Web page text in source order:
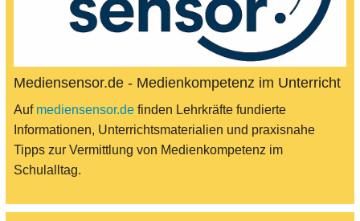
Mediensensor.de - Medienkompetenz im Unterricht
Auf mediensensor.de finden Lehrkräfte fundierte
Informationen, Unterrichtsmaterialien und praxisnahe
Tipps zur Vermittlung von Medienkompetenz im
Schulalltag.